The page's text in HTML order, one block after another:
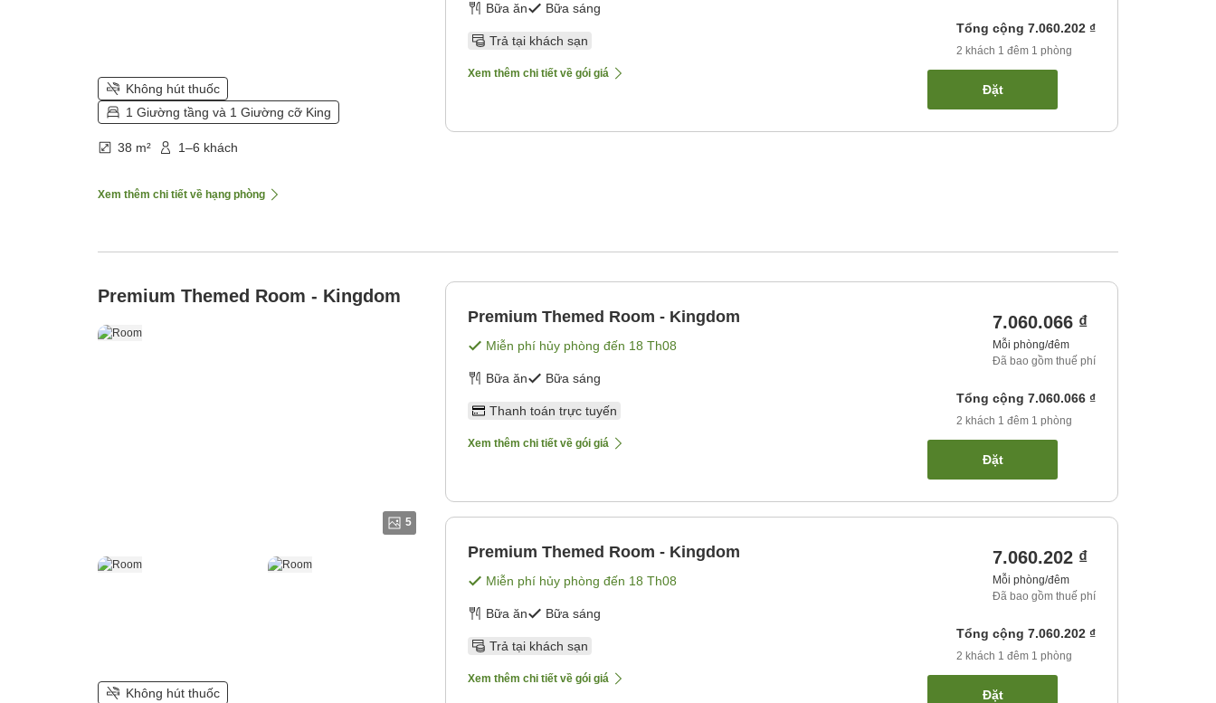
Không hút thuốc
1 Giường tầng và 1 Giường cỡ King
38 m² 1–6 khách
Xem thêm chi tiết về hạng phòng
Bữa ăn Bữa sáng
Trả tại khách sạn
Xem thêm chi tiết về gói giá
Tổng cộng 7.060.202 ₫
2 khách 1 đêm 1 phòng
Đặt
Premium Themed Room - Kingdom
5
Không hút thuốc
Premium Themed Room - Kingdom
Miễn phí hủy phòng đến 18 Th08
Bữa ăn Bữa sáng
Thanh toán trực tuyến
Xem thêm chi tiết về gói giá
7.060.066 ₫
Mỗi phòng/đêm
Đã bao gồm thuế phí
Tổng cộng 7.060.066 ₫
2 khách 1 đêm 1 phòng
Đặt
Premium Themed Room - Kingdom
Miễn phí hủy phòng đến 18 Th08
Bữa ăn Bữa sáng
Trả tại khách sạn
Xem thêm chi tiết về gói giá
7.060.202 ₫
Mỗi phòng/đêm
Đã bao gồm thuế phí
Tổng cộng 7.060.202 ₫
2 khách 1 đêm 1 phòng
Đặt